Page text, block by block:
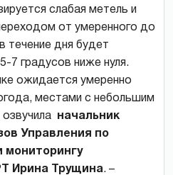
слабая метель и
от умеренного до
течение дня будет
7 градусов ниже нуля.
ожидается умеренно
местами с небольшим
озвучила начальник
Управления по
мониторингу
Ирина Трущина. –